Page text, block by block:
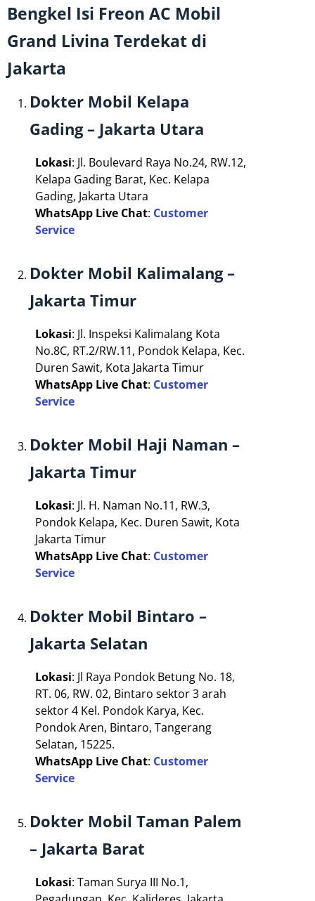
Bengkel Isi Freon AC Mobil
Grand Livina Terdekat di
Jakarta
Dokter Mobil Kelapa
Gading – Jakarta Utara
Lokasi: Jl. Boulevard Raya No.24, RW.12,
Kelapa Gading Barat, Kec. Kelapa
Gading, Jakarta Utara
WhatsApp Live Chat: Customer
Service
Dokter Mobil Kalimalang –
Jakarta Timur
Lokasi: Jl. Inspeksi Kalimalang Kota
No.8C, RT.2/RW.11, Pondok Kelapa, Kec.
Duren Sawit, Kota Jakarta Timur
WhatsApp Live Chat: Customer
Service
Dokter Mobil Haji Naman –
Jakarta Timur
Lokasi: Jl. H. Naman No.11, RW.3,
Pondok Kelapa, Kec. Duren Sawit, Kota
Jakarta Timur
WhatsApp Live Chat: Customer
Service
Dokter Mobil Bintaro –
Jakarta Selatan
Lokasi: Jl Raya Pondok Betung No. 18,
RT. 06, RW. 02, Bintaro sektor 3 arah
sektor 4 Kel. Pondok Karya, Kec.
Pondok Aren, Bintaro, Tangerang
Selatan, 15225.
WhatsApp Live Chat: Customer
Service
Dokter Mobil Taman Palem
– Jakarta Barat
Lokasi: Taman Surya III No.1,